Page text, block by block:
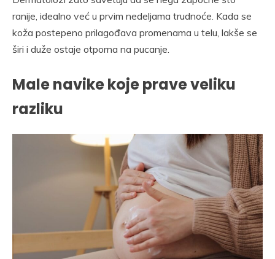
ranije, idealno već u prvim nedeljama trudnoće. Kada se
koža postepeno prilagođava promenama u telu, lakše se
širi i duže ostaje otporna na pucanje.
Male navike koje prave veliku
razliku